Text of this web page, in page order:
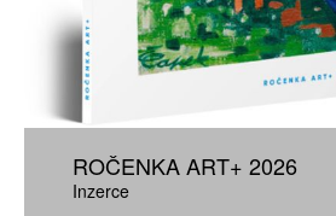
ROČENKA ART+ 2026
Inzerce